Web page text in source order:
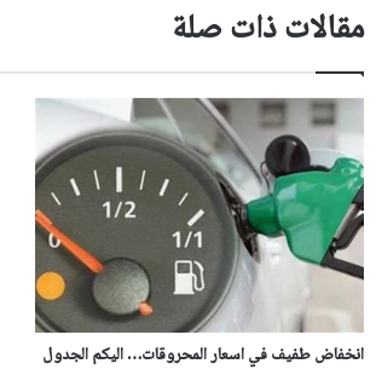
مقالات ذات صلة
انخفاض طفيف في اسعار المحروقات… اليكم الجدول